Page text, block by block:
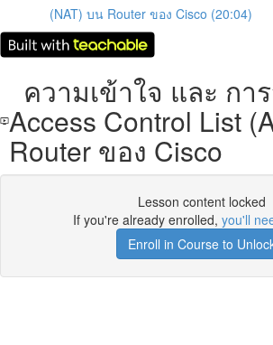
(NAT) บน Router ของ Cisco (20:04)
ความเข้าใจ และ กา
Access Control List
Router ของ Cisco
Lesson content locked
If you're already enrolled, you'll
Enroll in Course to